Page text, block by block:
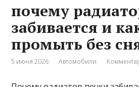
почему
забивается и
промыть без
5 июня 2026 Автомобили